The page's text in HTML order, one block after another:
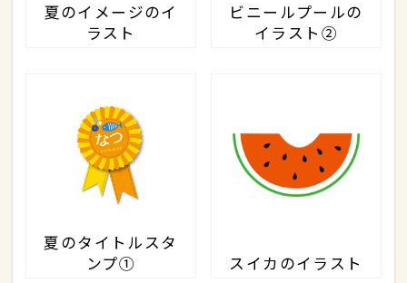
夏のイメージのイ
ラスト
ビニールプールの
イラスト②
夏のタイトルスタ
ンプ①
スイカのイラスト